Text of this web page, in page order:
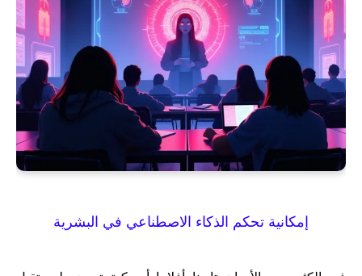
إمكانية تحكم الذكاء الاصطناعي في البشرية